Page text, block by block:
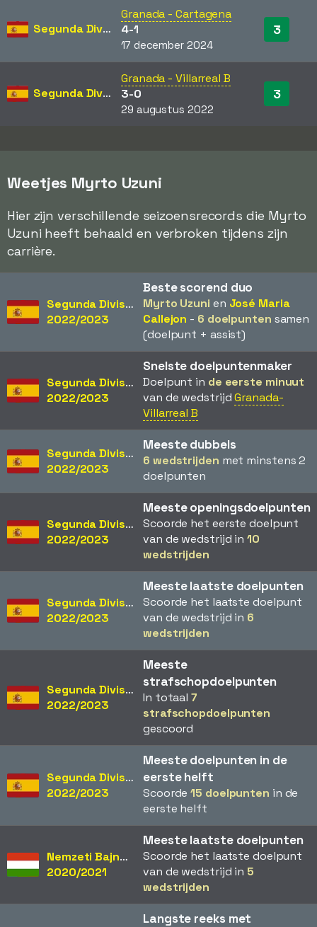
Segunda División
Granada - Cartagena
4-1
17 december 2024
3
Segunda División
Granada - Villarreal B
3-0
29 augustus 2022
3
Weetjes Myrto Uzuni
Hier zijn verschillende seizoensrecords die Myrto
Uzuni heeft behaald en verbroken tijdens zijn
carrière.
Segunda División
2022/2023
Beste scorend duo
Myrto Uzuni en José Maria
Callejon - 6 doelpunten samen
(doelpunt + assist)
Segunda División
2022/2023
Snelste doelpuntenmaker
Doelpunt in de eerste minuut
van de wedstrijdGranada-
Villarreal B
Segunda División
2022/2023
Meeste dubbels
6 wedstrijden met minstens 2
doelpunten
Segunda División
2022/2023
Meeste openingsdoelpunten
Scoorde het eerste doelpunt
van de wedstrijd in 10
wedstrijden
Segunda División
2022/2023
Meeste laatste doelpunten
Scoorde het laatste doelpunt
van de wedstrijd in 6
wedstrijden
Segunda División
2022/2023
Meeste
strafschopdoelpunten
In totaal 7
strafschopdoelpunten
gescoord
Segunda División
2022/2023
Meeste doelpunten in de
eerste helft
Scoorde15 doelpunten in de
eerste helft
Nemzeti Bajnokság
2020/2021
Meeste laatste doelpunten
Scoorde het laatste doelpunt
van de wedstrijd in 5
wedstrijden
Langste reeks met